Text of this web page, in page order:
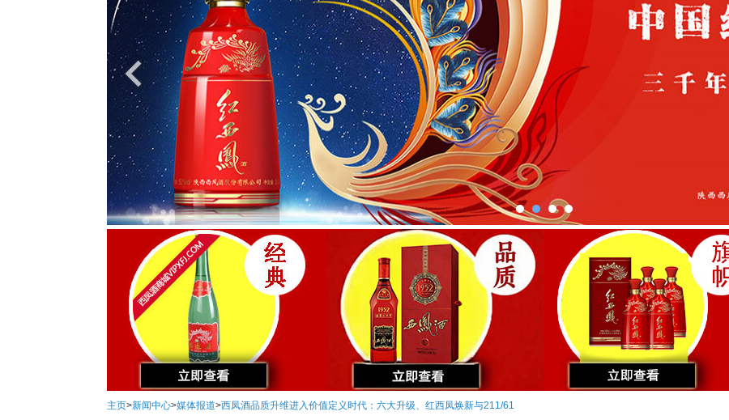
主页>新闻中心>媒体报道>西凤酒品质升维进入价值定义时代：六大升级、红西凤焕新与211/61